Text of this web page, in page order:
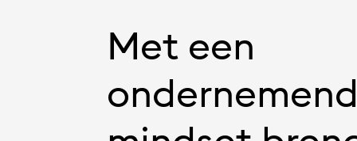
Met een